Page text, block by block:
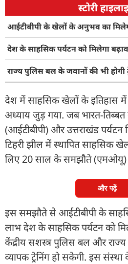
स्टोरी
आईटीबीपी के खेलों के अनुभव का
देश के साहसिक पर्यटन को मिलेगा
राज्य पुलिस बल के जवानों की भी होगी
देश में साहसिक खेलों के इतिहास
अध्याय जुड़ गया. जब भारत-तिब्बत
(आईटीबीपी) और उत्तराखंड पर्यटन
टिहरी झील में स्थापित साहसिक
लिए 20 साल के समझौते (एमओयू)
और पढ़ें
इस समझौते से आईटीबीपी के
लाभ देश के साहसिक पर्यटन को
केंद्रीय सशस्त्र पुलिस बल और
व्यापक ट्रेनिंग हो सकेगी. इस